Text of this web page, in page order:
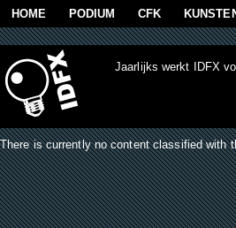
Skip to main content
HOME PODIUM CFK
Jaarlijks werkt IDFX
There is currently no content classified with